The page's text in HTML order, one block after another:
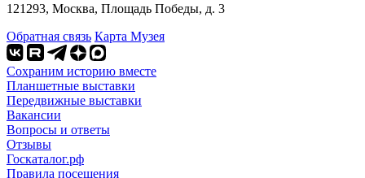
121293, Москва, Площадь Победы, д. 3
Обратная связь Карта Музея
Сохраним историю вместе
Планшетные выставки
Передвижные выставки
Вакансии
Вопросы и ответы
Отзывы
Госкаталог.рф
Правила посещения